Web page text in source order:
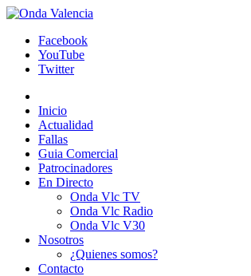
Facebook
YouTube
Twitter
Inicio
Actualidad
Fallas
Guia Comercial
Patrocinadores
En Directo
Onda Vlc TV
Onda Vlc Radio
Onda Vlc V30
Nosotros
¿Quienes somos?
Contacto